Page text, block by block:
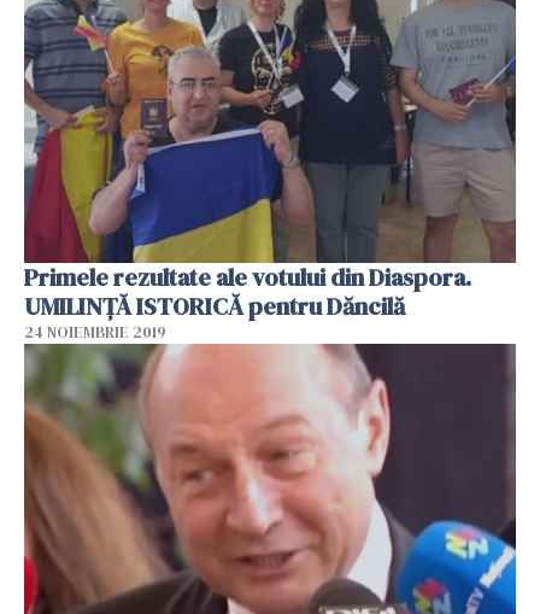
Primele rezultate ale votului din Diaspora.
UMILINȚĂ ISTORICĂ pentru Dăncilă
24 NOIEMBRIE 2019